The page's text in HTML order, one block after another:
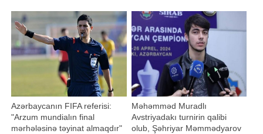
mövqe oyunu, nə olur olsun hər
şeydə ən yaxşı idi. Onunl
komanda yarışı 3 qızıl, 1 gümüş və
1 bürünc medalla başa vurub. Vüsal
Qələndərzadə (73 kq), Elcan
Hacıyev (81 kq) v
Azərbaycanın FIFA referisi:
"Arzum mundialın final
mərhələsinə təyinat almaqdır"
Məhəmməd Muradlı
Avstriyadakı turnirin qalibi
olub, Şəhriyar Məmmədyarov